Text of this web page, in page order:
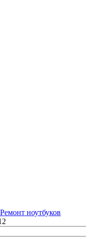
Ремонт ноутбуков